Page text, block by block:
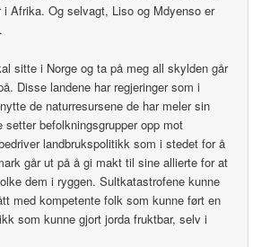
i Afrika. Og selvagt, Liso og Mdyenso er
sitte i Norge og ta på meg all skylden går
Disse landene har regjeringer som i
de naturresursene de har meler sin
setter befolkningsgrupper opp mot
landbrukspolitikk som i stedet for å
går ut på å gi makt til sine allierte for at
dem i ryggen. Sultkatastrofene kunne
med kompetente folk som kunne ført en
som kunne gjort jorda fruktbar, selv i